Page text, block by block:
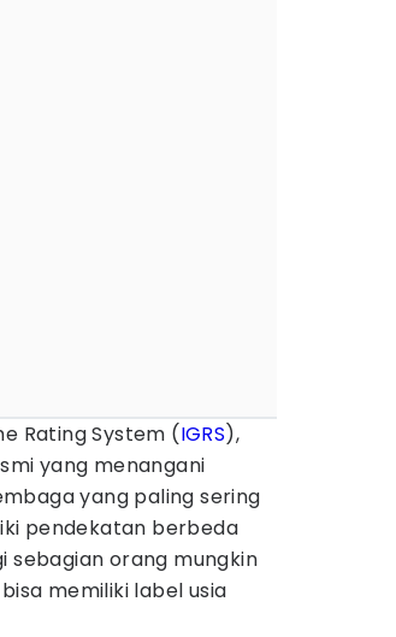
Rating System (IGRS),
yang menangani
yang paling sering
pendekatan berbeda
sebagian orang mungkin
memiliki label usia